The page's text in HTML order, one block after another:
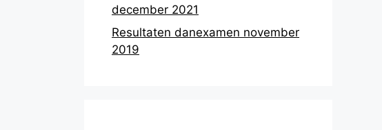
december 2021
Resultaten danexamen november
2019